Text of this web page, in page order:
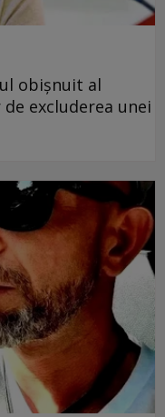
obișnuit al
excluderea unei